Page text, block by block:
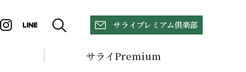
サライプレミアム倶楽部
サライPremium